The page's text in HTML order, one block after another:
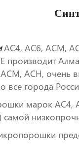
АС4, АС6, ACM,
производит
АСН, очень
все города
марок АС4,
самой